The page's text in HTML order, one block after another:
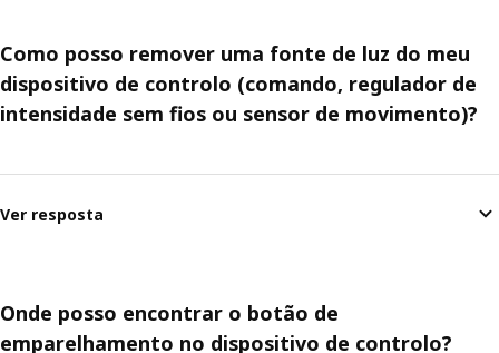
Como posso remover uma fonte de luz do meu
dispositivo de controlo (comando, regulador de
intensidade sem fios ou sensor de movimento)?
Ver resposta
Onde posso encontrar o botão de
emparelhamento no dispositivo de controlo?